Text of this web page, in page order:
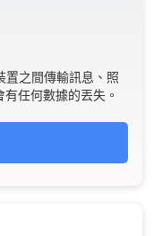
置之間傳輸訊息、照
任何數據的丟失。